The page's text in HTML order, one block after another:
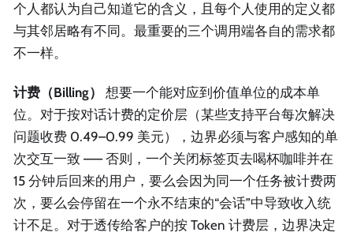
个人都认为自己知道它的含义，且每个人使用的定义都
与其邻居略有不同。最重要的三个调用端各自的需求都
不一样。
计费（Billing）
想要一个能对应到价值单位的成本单
位。对于按对话计费的定价层（某些支持平台每次解决
问题收费 0.49–0.99 美元），边界必须与客户感知的单
次交互一致 —— 否则，一个关闭标签页去喝杯咖啡并在
15 分钟后回来的用户，要么会因为同一个任务被计费两
次，要么会停留在一个永不结束的“会话”中导致收入统
计不足。对于透传给客户的按 Token 计费层，边界决定